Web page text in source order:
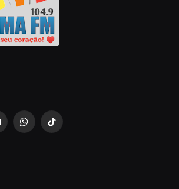
WhatsAppTikTok